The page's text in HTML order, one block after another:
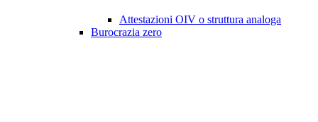
Attestazioni OIV o struttura analoga
Burocrazia zero